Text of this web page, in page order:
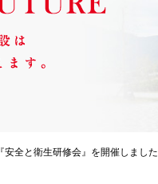
『安全と衛生研修会』を開催しました